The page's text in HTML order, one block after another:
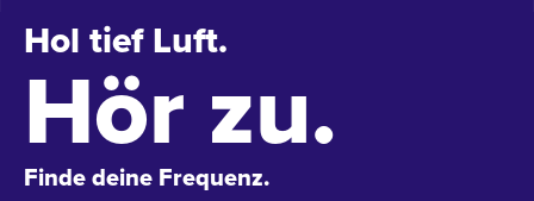
Hol tief Luft.
Hör zu.
Finde deine Frequenz.